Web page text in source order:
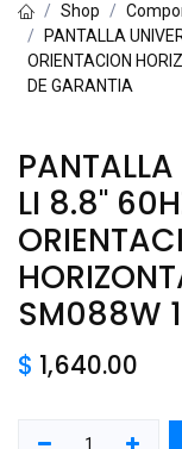
Shop
PANTALLA
ORIENTACION
DE GARANTIA
LI 8.8"
SM088W
$ 1,640.00